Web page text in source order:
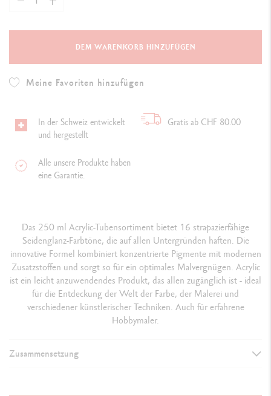
DEM WARENKORB HINZUFÜGEN
Meine Favoriten hinzufügen
In der Schweiz entwickelt
und hergestellt
Gratis ab CHF 80.00
Alle unsere Produkte haben
eine Garantie.
Das 250 ml Acrylic-Tubensortiment bietet 16 strapazierfähige
Seidenglanz-Farbtöne, die auf allen Untergründen haften. Die
innovative Formel kombiniert konzentrierte Pigmente mit modernen
Zusatzstoffen und sorgt so für ein optimales Malvergnügen. Acrylic
ist ein leicht anzuwendendes Produkt, das allen zugänglich ist - ideal
für die Entdeckung der Welt der Farbe, der Malerei und
verschiedener künstlerischer Techniken. Auch für erfahrene
Hobbymaler.
Zusammensetzung